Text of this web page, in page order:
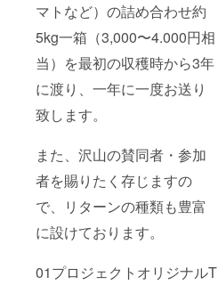
マトなど）の詰め合わせ約
5kg一箱（3,000〜4.000円相
当）を最初の収穫時から3年
に渡り、一年に一度お送り
致します。
また、沢山の賛同者・参加
者を賜りたく存じますの
で、リターンの種類も豊富
に設けております。
01プロジェクトオリジナルT